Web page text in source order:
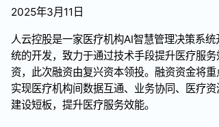
2025年3月11日
人云控股是一家医疗机构AI智慧管理决策系
统的开发，致力于通过技术手段提升医疗服
资，此次融资由复兴资本领投。融资资金将
实现医疗机构间数据互通、业务协同、医疗
建设短板，提升医疗服务效能。